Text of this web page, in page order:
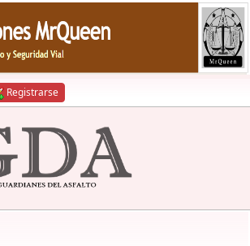
Registrarse